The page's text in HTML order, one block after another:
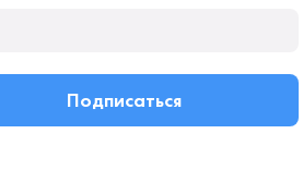
Подписаться